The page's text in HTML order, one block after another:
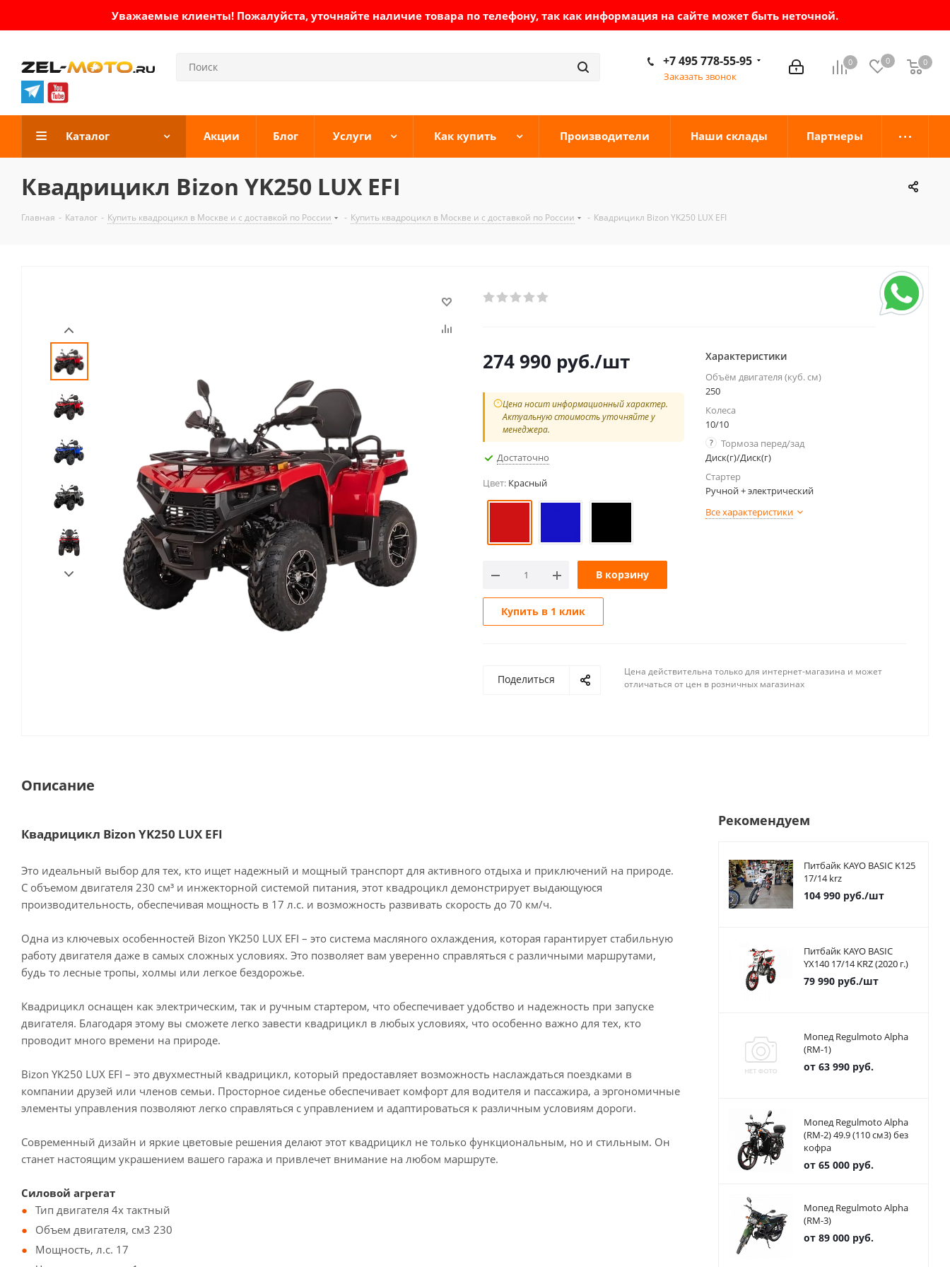
Уважаемые клиенты! Пожалуйста, уточняйте наличие товара по телефону, так как информация на сайте может быть неточной.
0 0 0
0
+7 495 778-55-95
Заказать звонок
Каталог Акции Блог Услуги Как купить Производители Наши склады Партнеры
Квадрицикл Bizon YK250 LUX EFI
Главная - Каталог - Купить квадроцикл в Москве и с доставкой по России - Купить квадроцикл в Москве и с доставкой по России - Квадрицикл Bizon YK250 LUX EFI
274 990 руб./шт
Цена носит информационный характер.
Актуальную стоимость уточняйте у
менеджера.
Достаточно
Цвет: Красный
В корзину
Купить в 1 клик
Характеристики
Объём двигателя (куб. см)
250
Колеса
10/10
?
Тормоза перед/зад
Диск(г)/Диск(г)
Стартер
Ручной + электрический
Все характеристики
Поделиться
Цена действительна только для интернет-магазина и может
отличаться от цен в розничных магазинах
Описание
Квадрицикл Bizon YK250 LUX EFI
Это идеальный выбор для тех, кто ищет надежный и мощный транспорт для активного отдыха и приключений на природе.
С объемом двигателя 230 см³ и инжекторной системой питания, этот квадроцикл демонстрирует выдающуюся
производительность, обеспечивая мощность в 17 л.с. и возможность развивать скорость до 70 км/ч.
Одна из ключевых особенностей Bizon YK250 LUX EFI – это система масляного охлаждения, которая гарантирует стабильную
работу двигателя даже в самых сложных условиях. Это позволяет вам уверенно справляться с различными маршрутами,
будь то лесные тропы, холмы или легкое бездорожье.
Квадрицикл оснащен как электрическим, так и ручным стартером, что обеспечивает удобство и надежность при запуске
двигателя. Благодаря этому вы сможете легко завести квадрицикл в любых условиях, что особенно важно для тех, кто
проводит много времени на природе.
Bizon YK250 LUX EFI – это двухместный квадрицикл, который предоставляет возможность наслаждаться поездками в
компании друзей или членов семьи. Просторное сиденье обеспечивает комфорт для водителя и пассажира, а эргономичные
элементы управления позволяют легко справляться с управлением и адаптироваться к различным условиям дороги.
Современный дизайн и яркие цветовые решения делают этот квадрицикл не только функциональным, но и стильным. Он
станет настоящим украшением вашего гаража и привлечет внимание на любом маршруте.
Силовой агрегат
Тип двигателя 4х тактный
Объем двигателя, см3 230
Мощность, л.с. 17
Рекомендуем
Питбайк KAYO BASIC K125
17/14 krz
104 990руб./шт
Питбайк KAYO BASIC
YX140 17/14 KRZ (2020 г.)
79 990руб./шт
Мопед Regulmoto Alpha
(RM-1)
от 63 990 руб.
Мопед Regulmoto Alpha
(RM-2) 49.9 (110 см3) без
кофра
от 65 000 руб.
Мопед Regulmoto Alpha
(RM-3)
от 89 000 руб.